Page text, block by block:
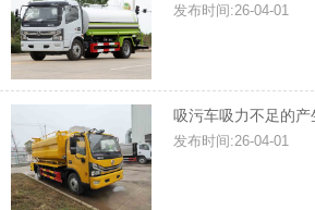
发布时间:26-04-01
吸污车吸力不足的产
发布时间:26-04-01